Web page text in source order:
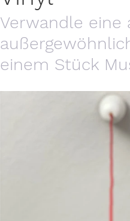
Verwandle
einem Stück